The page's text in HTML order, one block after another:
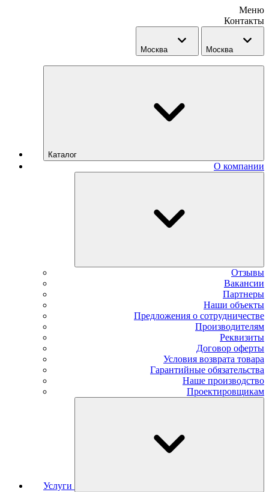
Меню
Контакты
Москва Москва
Каталог
О компании
Отзывы
Вакансии
Партнеры
Наши объекты
Предложения о сотрудничестве
Производителям
Реквизиты
Договор оферты
Условия возврата товара
Гарантийные обязательства
Наше производство
Проектировщикам
Услуги